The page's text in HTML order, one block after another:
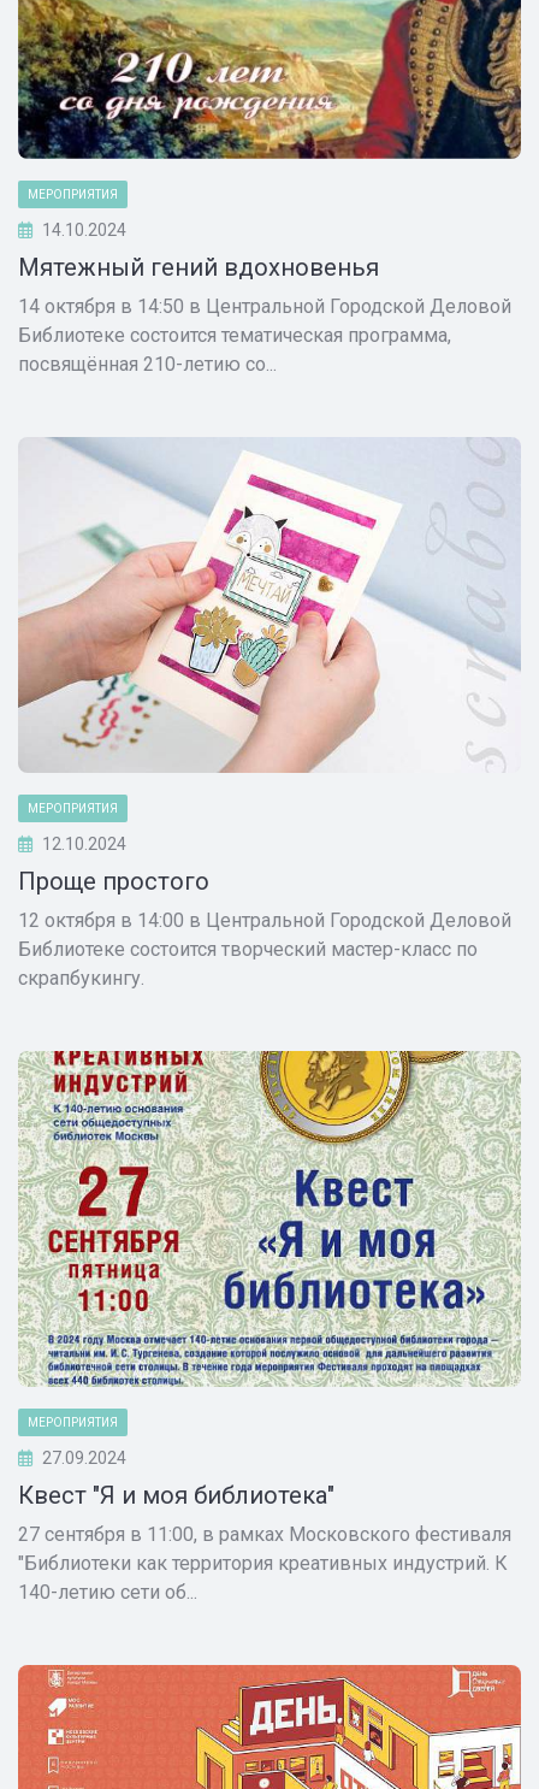
МЕРОПРИЯТИЯ
14.10.2024
Мятежный гений вдохновенья
14 октября в 14:50 в Центральной Городской Деловой
Библиотеке состоится тематическая программа,
посвящённая 210-летию со...
МЕРОПРИЯТИЯ
12.10.2024
Проще простого
12 октября в 14:00 в Центральной Городской Деловой
Библиотеке состоится творческий мастер-класс по
скрапбукингу.
МЕРОПРИЯТИЯ
27.09.2024
Квест "Я и моя библиотека"
27 сентября в 11:00, в рамках Московского фестиваля
"Библиотеки как территория креативных индустрий. К
140-летию сети об...